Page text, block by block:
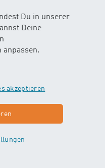
Du in unserer
Deine
anpassen.
akzeptieren
zur
Ecke, welche mit
ist.